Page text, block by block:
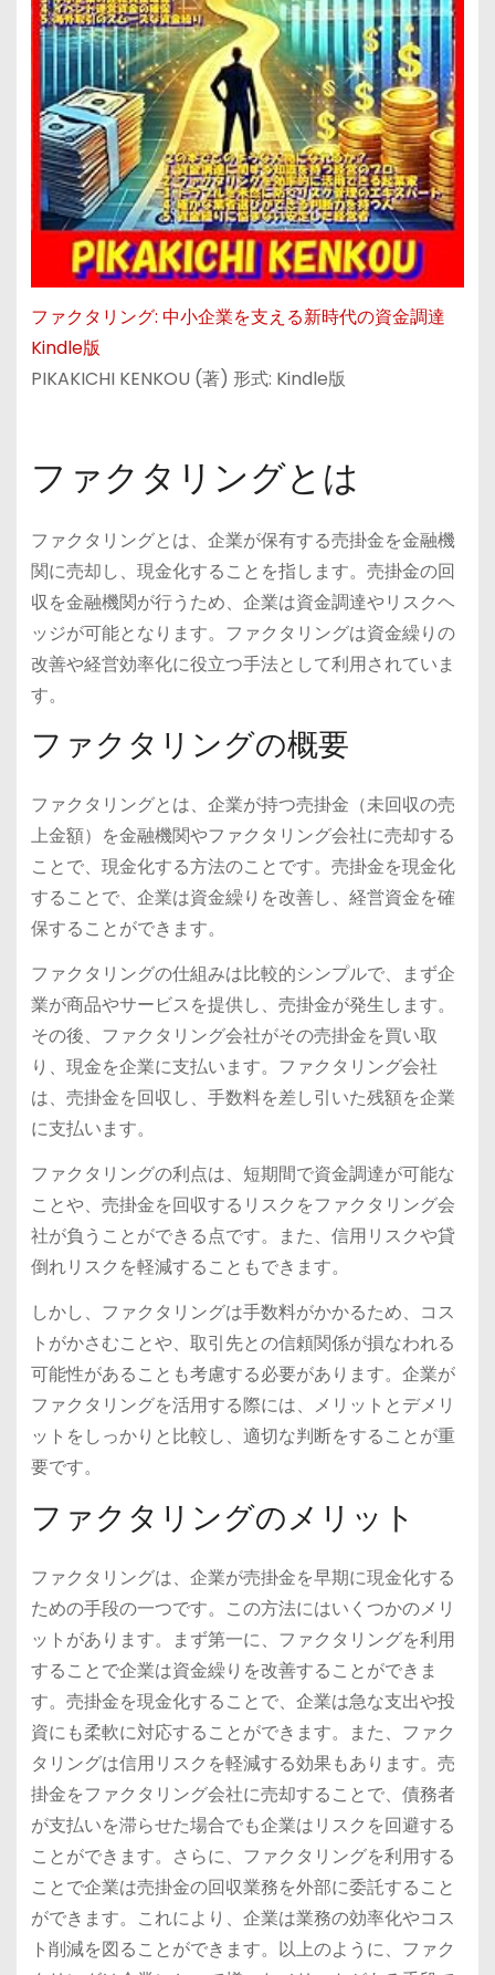
ファクタリング: 中小企業を支える新時代の資金調達
Kindle版
PIKAKICHI KENKOU (著) 形式: Kindle版
ファクタリングとは
ファクタリングとは、企業が保有する売掛金を金融機
関に売却し、現金化することを指します。売掛金の回
収を金融機関が行うため、企業は資金調達やリスクヘ
ッジが可能となります。ファクタリングは資金繰りの
改善や経営効率化に役立つ手法として利用されていま
す。
ファクタリングの概要
ファクタリングとは、企業が持つ売掛金（未回収の売
上金額）を金融機関やファクタリング会社に売却する
ことで、現金化する方法のことです。売掛金を現金化
することで、企業は資金繰りを改善し、経営資金を確
保することができます。
ファクタリングの仕組みは比較的シンプルで、まず企
業が商品やサービスを提供し、売掛金が発生します。
その後、ファクタリング会社がその売掛金を買い取
り、現金を企業に支払います。ファクタリング会社
は、売掛金を回収し、手数料を差し引いた残額を企業
に支払います。
ファクタリングの利点は、短期間で資金調達が可能な
ことや、売掛金を回収するリスクをファクタリング会
社が負うことができる点です。また、信用リスクや貸
倒れリスクを軽減することもできます。
しかし、ファクタリングは手数料がかかるため、コス
トがかさむことや、取引先との信頼関係が損なわれる
可能性があることも考慮する必要があります。企業が
ファクタリングを活用する際には、メリットとデメリ
ットをしっかりと比較し、適切な判断をすることが重
要です。
ファクタリングのメリット
ファクタリングは、企業が売掛金を早期に現金化する
ための手段の一つです。この方法にはいくつかのメリ
ットがあります。まず第一に、ファクタリングを利用
することで企業は資金繰りを改善することができま
す。売掛金を現金化することで、企業は急な支出や投
資にも柔軟に対応することができます。また、ファク
タリングは信用リスクを軽減する効果もあります。売
掛金をファクタリング会社に売却することで、債務者
が支払いを滞らせた場合でも企業はリスクを回避する
ことができます。さらに、ファクタリングを利用する
ことで企業は売掛金の回収業務を外部に委託すること
ができます。これにより、企業は業務の効率化やコス
ト削減を図ることができます。以上のように、ファク